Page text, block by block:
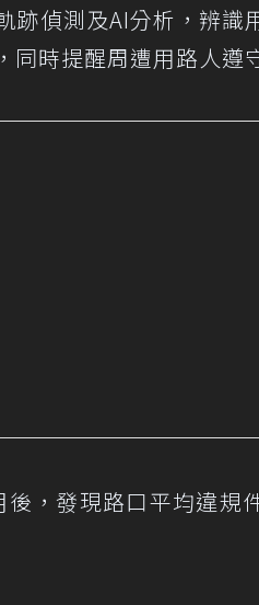
跡偵測及AI分析，辨識
同時提醒周遭用路人遵
，發現路口平均違規